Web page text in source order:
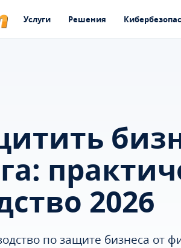
Услуги Решения
2026
по защите бизнеса от